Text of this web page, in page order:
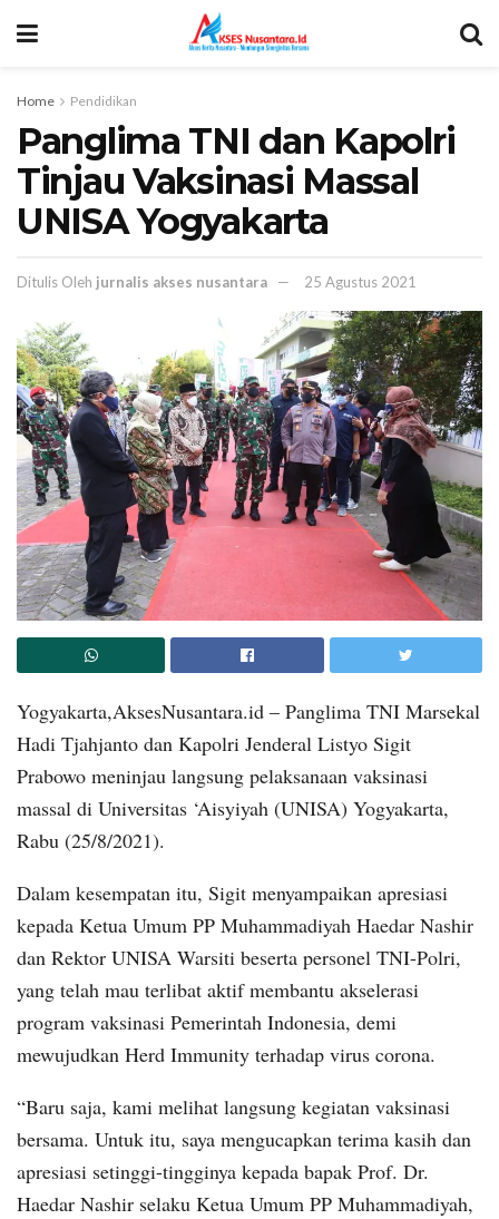
Home Pendidikan
Panglima TNI dan Kapolri
Tinjau Vaksinasi Massal
UNISA Yogyakarta
Ditulis Oleh jurnalis akses nusantara 25 Agustus 2021
Yogyakarta,AksesNusantara.id – Panglima TNI Marsekal
Hadi Tjahjanto dan Kapolri Jenderal Listyo Sigit
Prabowo meninjau langsung pelaksanaan vaksinasi
massal di Universitas ‘Aisyiyah (UNISA) Yogyakarta,
Rabu (25/8/2021).
Dalam kesempatan itu, Sigit menyampaikan apresiasi
kepada Ketua Umum PP Muhammadiyah Haedar Nashir
dan Rektor UNISA Warsiti beserta personel TNI-Polri,
yang telah mau terlibat aktif membantu akselerasi
program vaksinasi Pemerintah Indonesia, demi
mewujudkan Herd Immunity terhadap virus corona.
“Baru saja, kami melihat langsung kegiatan vaksinasi
bersama. Untuk itu, saya mengucapkan terima kasih dan
apresiasi setinggi-tingginya kepada bapak Prof. Dr.
Haedar Nashir selaku Ketua Umum PP Muhammadiyah,